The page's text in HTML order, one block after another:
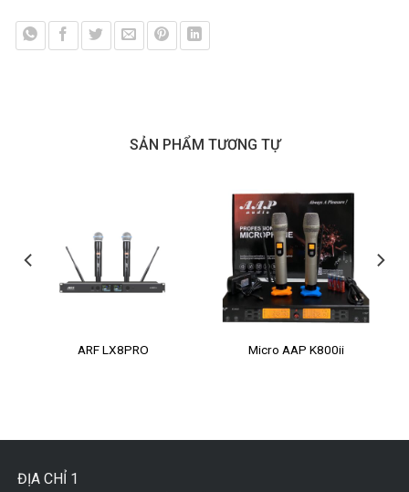
SẢN PHẨM TƯƠNG TỰ
ARF LX8PRO Micro AAP K800ii
ĐỊA CHỈ 1